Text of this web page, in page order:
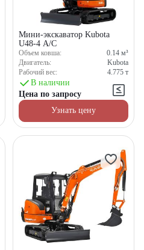
Мини-экскаватор Kubota
U48-4 A/C
Объем ковша: 0.14 м³
Двигатель:
Kubota
Рабочий вес:
4.775 т
В наличии
Цена по запросу
Узнать цену